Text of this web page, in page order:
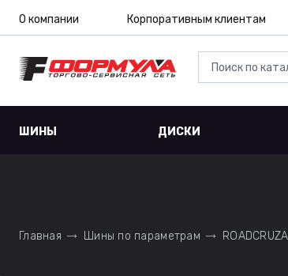
О компании Корпоративным клиентам
ШИНЫ ДИСКИ
Главная Шины по параметрам ROADCRUZA